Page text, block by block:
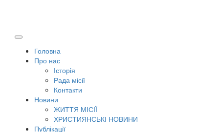
Головна
Про нас
Історія
Рада місії
Контакти
Новини
ЖИТТЯ МІСІЇ
ХРИСТИЯНСЬКІ НОВИНИ
Публікації